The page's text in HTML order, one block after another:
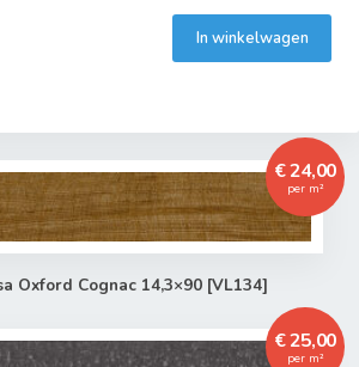
In winkelwagen
Oxford Cognac 14,3×90 [VL134]
€ 24,00
per m²
€ 25,00
per m²